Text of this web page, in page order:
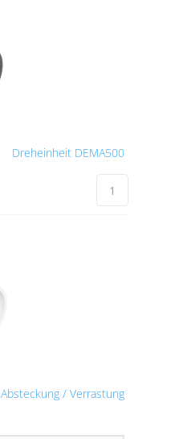
Dreheinheit DEMA500
Absteckung / Verrastung